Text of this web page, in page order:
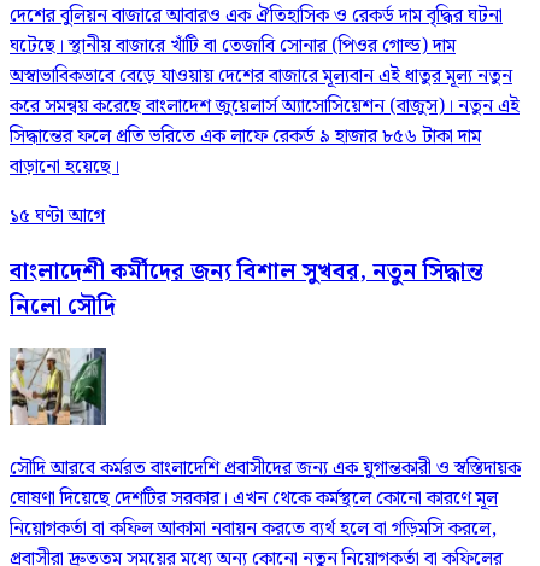
দেশের বুলিয়ন বাজারে আবারও এক ঐতিহাসিক ও রেকর্ড দাম বৃদ্ধির ঘটনা
ঘটেছে। স্থানীয় বাজারে খাঁটি বা তেজাবি সোনার (পিওর গোল্ড) দাম
অস্বাভাবিকভাবে বেড়ে যাওয়ায় দেশের বাজারে মূল্যবান এই ধাতুর মূল্য নতুন
করে সমন্বয় করেছে বাংলাদেশ জুয়েলার্স অ্যাসোসিয়েশন (বাজুস)। নতুন এই
সিদ্ধান্তের ফলে প্রতি ভরিতে এক লাফে রেকর্ড ৯ হাজার ৮৫৬ টাকা দাম
বাড়ানো হয়েছে।
১৫ ঘণ্টা আগে
বাংলাদেশী কর্মীদের জন্য বিশাল সুখবর, নতুন সিদ্ধান্ত
নিলো সৌদি
সৌদি আরবে কর্মরত বাংলাদেশি প্রবাসীদের জন্য এক যুগান্তকারী ও স্বস্তিদায়ক
ঘোষণা দিয়েছে দেশটির সরকার। এখন থেকে কর্মস্থলে কোনো কারণে মূল
নিয়োগকর্তা বা কফিল আকামা নবায়ন করতে ব্যর্থ হলে বা গড়িমসি করলে,
প্রবাসীরা দ্রুততম সময়ের মধ্যে অন্য কোনো নতুন নিয়োগকর্তা বা কফিলের